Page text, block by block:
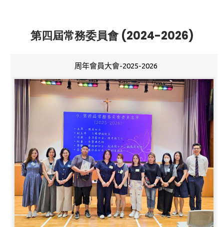
第四屆常務委員會 (2024-2026)
周年會員大會-2025-2026